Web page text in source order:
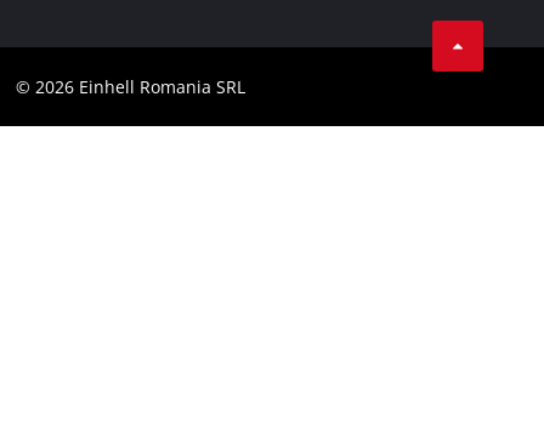
Declaratie de accesibilitate
Facebook
© 2026 Einhell Romania SRL